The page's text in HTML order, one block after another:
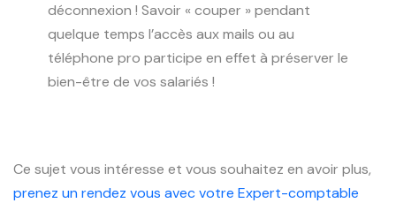
déconnexion ! Savoir « couper » pendant
quelque temps l’accès aux mails ou au
téléphone pro participe en effet à préserver le
bien-être de vos salariés !
Ce sujet vous intéresse et vous souhaitez en avoir plus,
prenez un rendez vous avec votre Expert-comptable